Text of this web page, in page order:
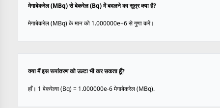
मेगाबेकरेल (MBq) से बेकरेल (Bq) में बदलने का सूत्र क्या है?
मेगाबेकरेल (MBq) के मान को 1.000000e+6 से गुणा करें।
क्या मैं इस रूपांतरण को उल्टा भी कर सकता हूँ?
हाँ। 1 बेकरेल्स (Bq) = 1.000000e-6 मेगाबेकरेल (MBq).